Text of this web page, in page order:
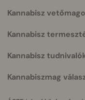
Kannabisz
Kannabisz
Kannabisz
Kannabiszmag